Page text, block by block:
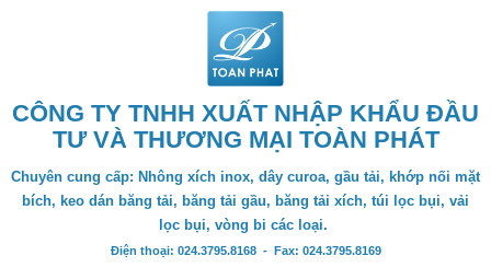
CÔNG TY TNHH XUẤT NHẬP KHẨU ĐẦU
TƯ VÀ THƯƠNG MẠI TOÀN PHÁT
Chuyên cung cấp: Nhông xích inox, dây curoa, gầu tải, khớp nối mặt
bích, keo dán băng tải, băng tải gầu, băng tải xích, túi lọc bụi, vải
lọc bụi, vòng bi các loại.
Điện thoại: 024.3795.8168 - Fax: 024.3795.8169